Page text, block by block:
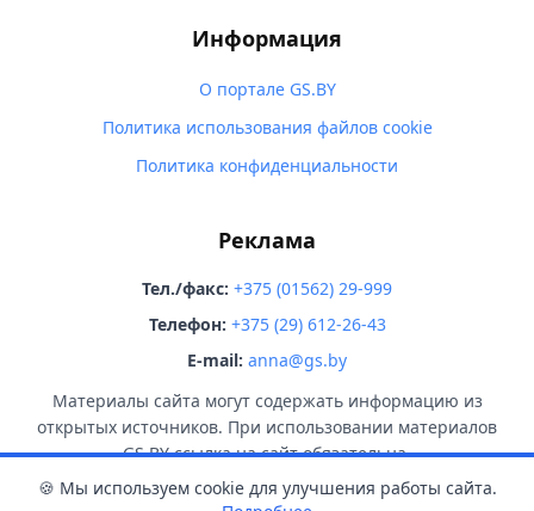
Информация
О портале GS.BY
Политика использования файлов cookie
Политика конфиденциальности
Реклама
Тел./факс: +375 (01562) 29-999
Телефон: +375 (29) 612-26-43
E-mail: anna@gs.by
Материалы сайта могут содержать информацию из
открытых источников. При использовании материалов
GS.BY ссылка на сайт обязательна.
🍪 Мы используем cookie для улучшения работы сайта.